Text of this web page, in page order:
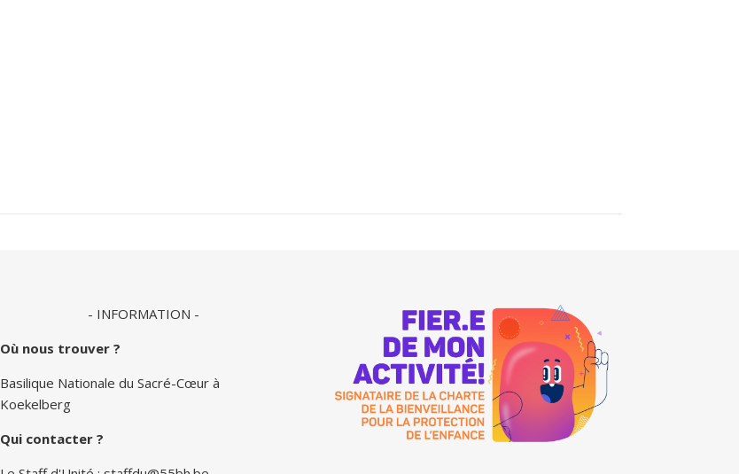
- INFORMATION -
Où nous trouver ?
Basilique Nationale du Sacré-Cœur à
Koekelberg
Qui contacter ?